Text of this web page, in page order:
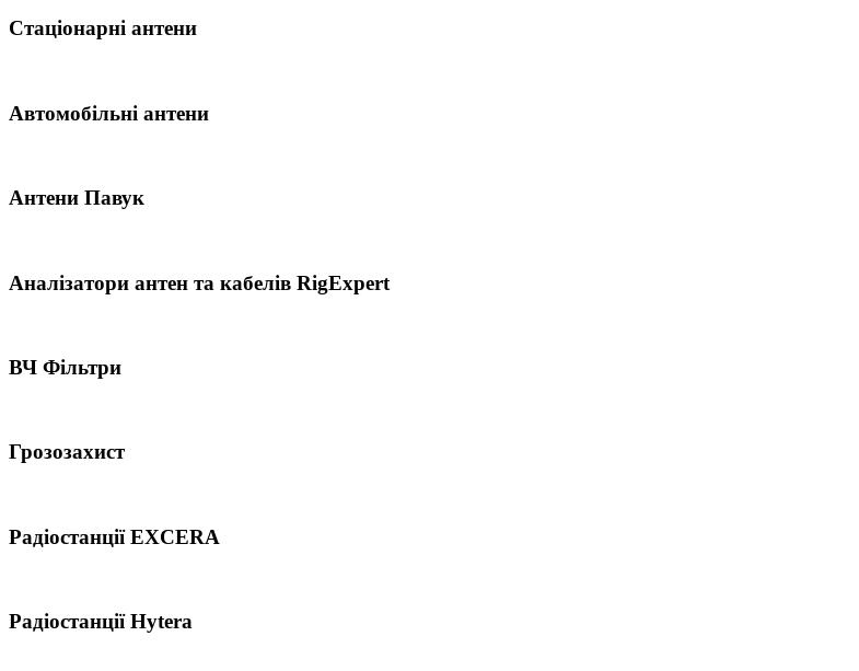
Стаціонарні антени
Автомобільні антени
Антени Павук
Аналізатори антен та кабелів RigExpert
ВЧ Фільтри
Грозозахист
Радіостанції EXCERA
Радіостанції Hytera